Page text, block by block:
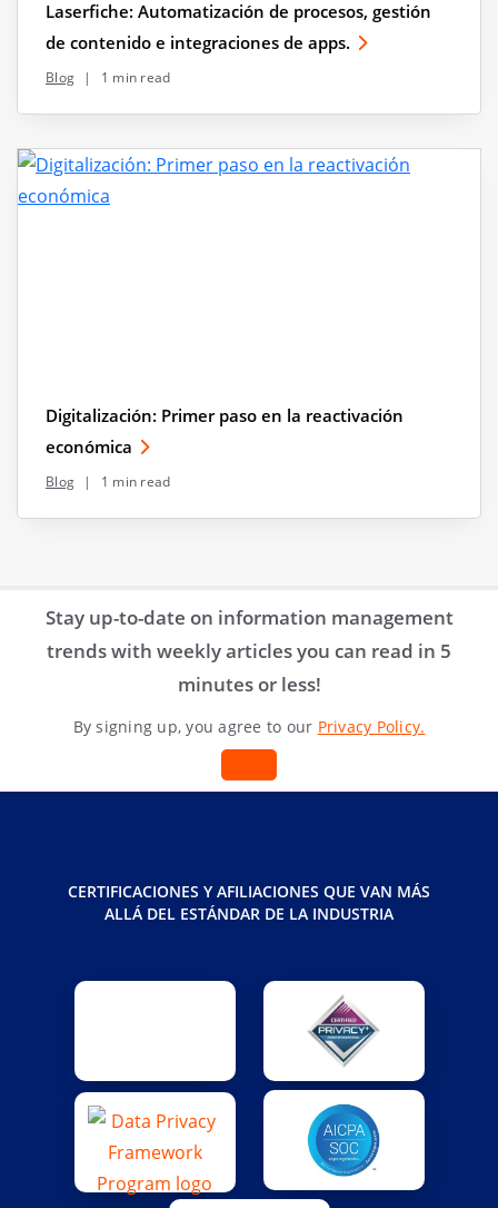
Laserfiche: Automatización de procesos, gestión
de contenido e integraciones de apps.
Blog | 1 min read
Digitalización: Primer paso en la reactivación
económica
Blog | 1 min read
Stay up-to-date on information management
trends with weekly articles you can read in 5
minutes or less!
By signing up, you agree to our Privacy Policy.
CERTIFICACIONES Y AFILIACIONES QUE VAN MÁS
ALLÁ DEL ESTÁNDAR DE LA INDUSTRIA